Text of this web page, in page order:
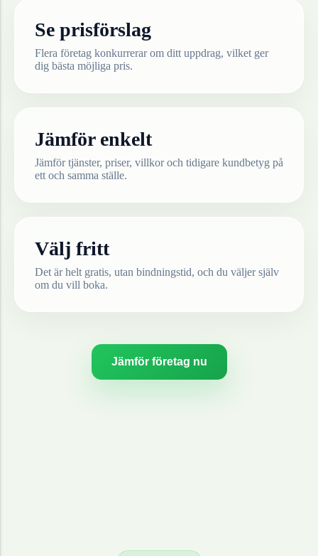
Se prisförslag
Flera företag konkurrerar om ditt uppdrag, vilket ger
dig bästa möjliga pris.
Jämför enkelt
Jämför tjänster, priser, villkor och tidigare kundbetyg på
ett och samma ställe.
Välj fritt
Det är helt gratis, utan bindningstid, och du väljer själv
om du vill boka.
Jämför företag nu